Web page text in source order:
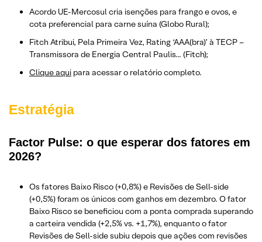
Acordo UE-Mercosul cria isenções para frango e ovos, e
cota preferencial para carne suína (Globo Rural);
Fitch Atribui, Pela Primeira Vez, Rating ‘AAA(bra)’ à TECP –
Transmissora de Energia Central Paulis… (Fitch);
Clique aqui para acessar o relatório completo.
Estratégia
Factor Pulse: o que esperar dos fatores em
2026?
Os fatores Baixo Risco (+0,8%) e Revisões de Sell-side
(+0,5%) foram os únicos com ganhos em dezembro. O fator
Baixo Risco se beneficiou com a ponta comprada superando
a carteira vendida (+2,5% vs. +1,7%), enquanto o fator
Revisões de Sell-side subiu depois que ações com revisões